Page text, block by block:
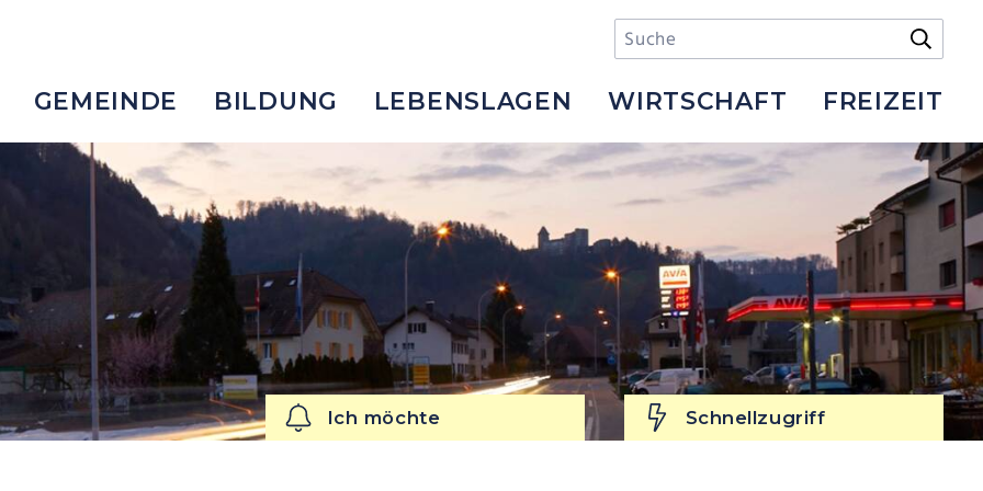
Suchbegriff
Suche
Hauptnavigation
GEMEINDE BILDUNG LEBENSLAGEN WIRTSCHAFT FREIZEIT
Ich möchte
Ich möchte Schnellzugriff
Schnellzugriff